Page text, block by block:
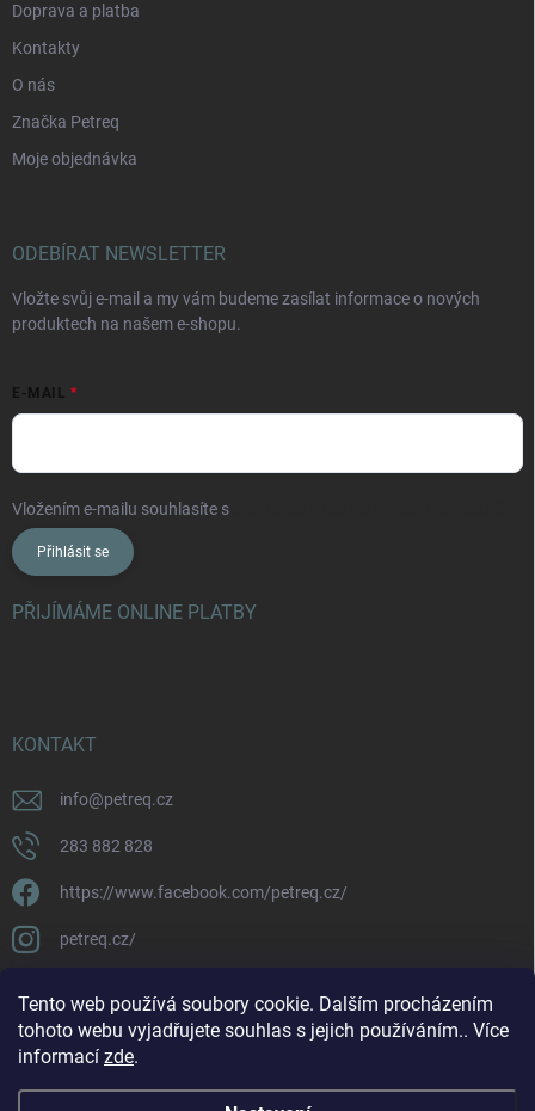
Tento web používá soubory cookie. Dalším procházením
tohoto webu vyjadřujete souhlas s jejich používáním.. Více
informací zde.
Doprava a platba
Kontakty
O nás
Značka Petreq
Moje objednávka
ODEBÍRAT NEWSLETTER
Vložte svůj e-mail a my vám budeme zasílat informace o nových
produktech na našem e-shopu.
E-MAIL
Vložením e-mailu souhlasíte s
Přihlásit se
PŘIJÍMÁME ONLINE PLATBY
KONTAKT
info@petreq.cz
283 882 828
https://www.facebook.com/petreq.cz/
petreq.cz/